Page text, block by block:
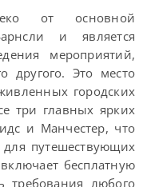
от основной
и является
мероприятий,
другого. Это место
городских
три главных ярких
и Манчестер, что
путешествующих
бесплатную
требования любого